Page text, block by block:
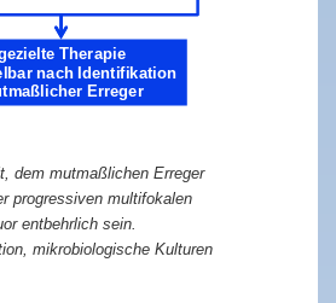
gezielte Therapie
unmittelbar nach Identifikation
mutmaßlicher Erreger
dem mutmaßlichen Erreger
progressiven multifokalen
entbehrlich sein.
mikrobiologische Kulturen